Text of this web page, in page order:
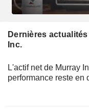
Dernières
Inc.
L'actif net de Murray
performance reste en